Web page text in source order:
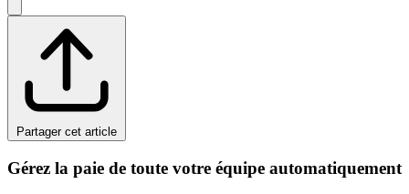
Partager cet article
Gérez la paie de toute votre équipe automatiquement